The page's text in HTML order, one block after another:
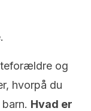
og
hvorpå du
Hvad er